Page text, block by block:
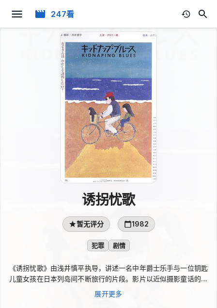
247看
诱拐忧歌
暂无评分 1982
犯罪 剧情
《诱拐忧歌》由浅井慎平执导，讲述一名中年爵士乐手与一位钥匙
儿童女孩在日本列岛间不断旅行的片段。影片以近似摄影童话的方
式冷静凝视两人的行程，有意淡化传统情节推进和戏剧化冲突，使
全片弥漫疏离而无机的气息。山下洋辅负责音乐，并在片中出演。
展开更多